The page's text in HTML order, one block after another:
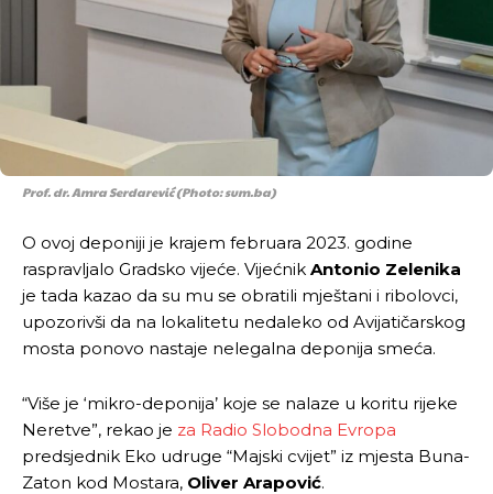
Prof. dr. Amra Serdarević (Photo: sum.ba)
O ovoj deponiji je krajem februara 2023. godine
raspravljalo Gradsko vijeće. Vijećnik Antonio Zelenika
je tada kazao da su mu se obratili mještani i ribolovci,
upozorivši da na lokalitetu nedaleko od Avijatičarskog
mosta ponovo nastaje nelegalna deponija smeća.
“Više je ‘mikro-deponija’ koje se nalaze u koritu rijeke
Neretve”, rekao je za Radio Slobodna Evropa
predsjednik Eko udruge “Majski cvijet” iz mjesta Buna-
Zaton kod Mostara, Oliver Arapović.